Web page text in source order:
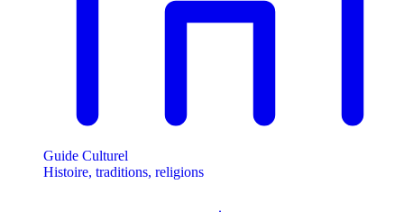
Guide Culturel
Histoire, traditions, religions